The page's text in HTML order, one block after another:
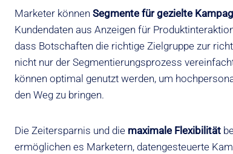
Marketer können Segmente für gezielte
Kundendaten aus Anzeigen für
dass Botschaften die richtige Zielgruppe zur
nicht nur der Segmentierungsprozess
können optimal genutzt werden, um
den Weg zu bringen.
Die Zeitersparnis und die maximale Flexibilität
ermöglichen es Marketern, datengesteuerte